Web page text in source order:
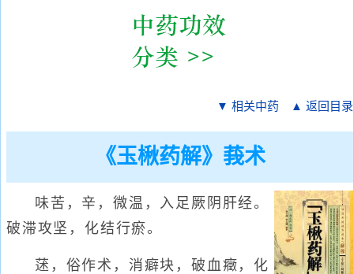
▼ 相关中药 ▲ 返回目录
《玉楸药解》莪术
味苦，辛，微温，入足厥阴肝经。
破滞攻坚，化结行瘀。
蒁，俗作术，消癖块，破血癥，化